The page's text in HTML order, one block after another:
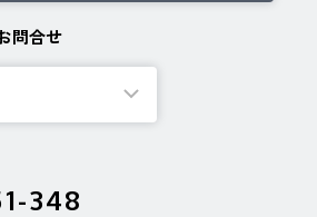
問合せ
348